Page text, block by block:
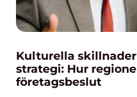
Kulturella
strategi: Hur
företagsbeslut